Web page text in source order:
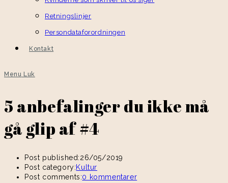
Retningslinjer
Persondataforordningen
Kontakt
Menu Luk
5 anbefalinger du ikke må
gå glip af #4
Post published:26/05/2019
Post category:Kultur
Post comments:0 kommentarer